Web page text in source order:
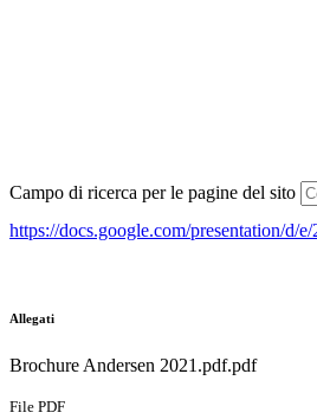
Campo di ricerca per le pagine del sito
https://docs.google.com/presentation/
Allegati
Brochure Andersen 2021.pdf.pdf
File PDF